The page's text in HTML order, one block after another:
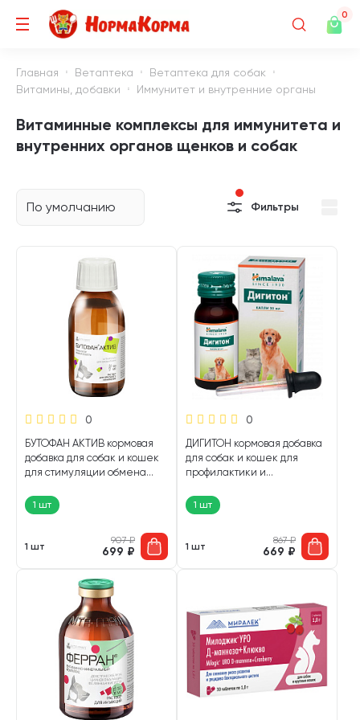
0
Главная Ветаптека
Ветаптека для собак
Витамины, добавки
Иммунитет и внутренние органы
Витаминные комплексы для иммунитета и
внутренних органов щенков и собак
По умолчанию Фильтры
0
БУТОФАН АКТИВ кормовая
добавка для собак и кошек
для стимуляции обмена
1 шт
1 шт
907₽
699 ₽
0
ДИГИТОН кормовая добавка
для собак и кошек для
профилактики и
пищеварения капли 30 мл
Himalaya (1 шт)
1 шт
1 шт
867₽
669 ₽